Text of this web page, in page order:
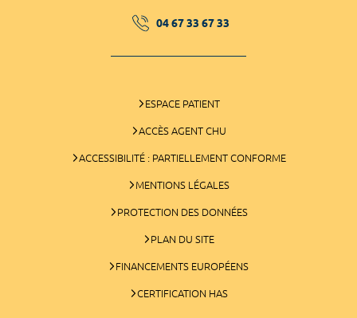
04 67 33 67 33
ESPACE PATIENT
ACCÈS AGENT CHU
ACCESSIBILITÉ : PARTIELLEMENT CONFORME
MENTIONS LÉGALES
PROTECTION DES DONNÉES
PLAN DU SITE
FINANCEMENTS EUROPÉENS
CERTIFICATION HAS